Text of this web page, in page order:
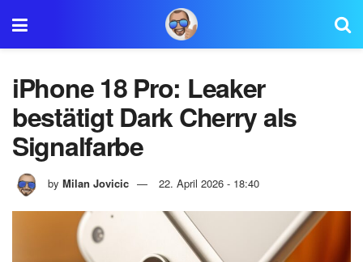
iPhone 18 Pro: Leaker
bestätigt Dark Cherry als
Signalfarbe
by Milan Jovicic 22. April 2026 - 18:40